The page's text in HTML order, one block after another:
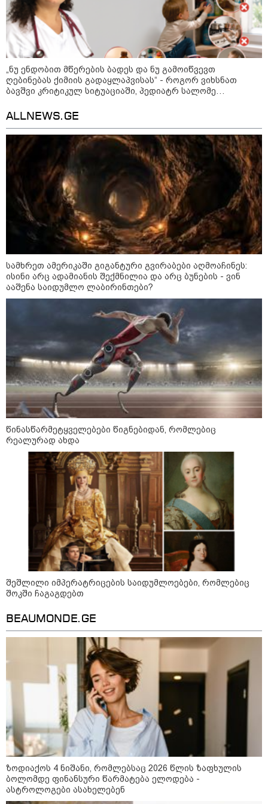
როგორ ჩავიცვათ 40 წლის
შემდეგ: მილიონერების
სტილისტის 8 ოქროს წესი და
აუცილებელი სამოსი
13:15 / 08-08-2026
უძველესი სენი და ეპიდემია: აშშ-ში
ერთდროულად კეთრს და ნაწლავურ
ინფექციას ებრძვიან - რა უნდა ვიცოდეთ
და რამდენად სახიფათოა
24 წლის ფეხბურთელს თამაშის
დროს ელვამ დაარტყა,
დაშავდა 12 ადამიანი -
ვრცელდება ტრაგიკული
მომენტის ამსახველი კადრები
ტაილანდიდან
12:47 / 09-08-2026
რუსული მხარის ინფორმაციით,
უკრაინამ ბელგოროდზე
დრონებით იერიში მიიტანა,
დაიღუპა 3 ადამიანი და
დაშავდა 25
რუსებმა ხარკოვს და ოდესას
დაარტყეს, არიან დაღუპულები
და დაშავებულები - რა
ინფორმაციას ავრცელებს
ხარკოვის მერი?
10:02 / 09-08-2026
"ქართული ოცნება” ხელს
უწყობს ირანული
ტერორისტული ქსელების
უკანონო გაფართოებას, თუმცა
მაინც ამერიკას უყენებს
მოთხოვნებს?" - ჯო უილსონი
კატეგორიის ყველა სიახლე
„ნუ ენდობით მწერების ბადეს და ნუ გამოიწვევთ
ღებინებას ქიმიის გადაყლაპვისას“ - როგორ ვიხსნათ
ბავშვი კრიტიკულ სიტუაციაში, პედიატრ სალომე
ALLNEWS.GE
სამხრეთ ამერიკაში გიგანტური გვირაბები აღმოაჩინეს:
ისინი არც ადამიანის შექმნილია და არც ბუნების - ვინ
ააშენა საიდუმლო ლაბირინთები?
წინასწარმეტყველებები წიგნებიდან, რომლებიც
რეალურად ახდა
შეშლილი იმპერატრიცების საიდუმლოებები, რომლებიც
შოკში ჩაგაგდებთ
BEAUMONDE.GE
ზოდიაქოს 4 ნიშანი, რომლებსაც 2026 წლის ზაფხულის
ბოლომდე ფინანსური წარმატება ელოდება -
ასტროლოგები ასახელებენ